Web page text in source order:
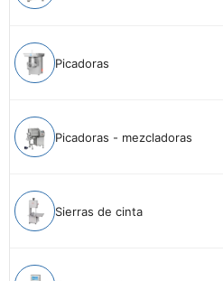
Picadoras
Picadoras - mezcladoras
Sierras de cinta